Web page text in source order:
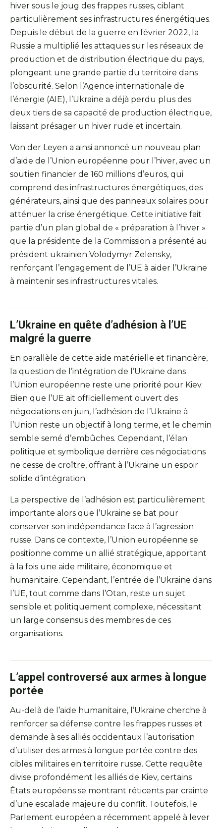
hiver sous le joug des frappes russes, ciblant
particulièrement ses infrastructures énergétiques.
Depuis le début de la guerre en février 2022, la
Russie a multiplié les attaques sur les réseaux de
production et de distribution électrique du pays,
plongeant une grande partie du territoire dans
l’obscurité. Selon l’Agence internationale de
l’énergie (AIE), l’Ukraine a déjà perdu plus des
deux tiers de sa capacité de production électrique,
laissant présager un hiver rude et incertain.
Von der Leyen a ainsi annoncé un nouveau plan
d’aide de l’Union européenne pour l’hiver, avec un
soutien financier de 160 millions d’euros, qui
comprend des infrastructures énergétiques, des
générateurs, ainsi que des panneaux solaires pour
atténuer la crise énergétique. Cette initiative fait
partie d’un plan global de « préparation à l’hiver »
que la présidente de la Commission a présenté au
président ukrainien Volodymyr Zelensky,
renforçant l’engagement de l’UE à aider l’Ukraine
à maintenir ses infrastructures vitales.
L’Ukraine en quête d’adhésion à l’UE
malgré la guerre
En parallèle de cette aide matérielle et financière,
la question de l’intégration de l’Ukraine dans
l’Union européenne reste une priorité pour Kiev.
Bien que l’UE ait officiellement ouvert des
négociations en juin, l’adhésion de l’Ukraine à
l’Union reste un objectif à long terme, et le chemin
semble semé d’embûches. Cependant, l’élan
politique et symbolique derrière ces négociations
ne cesse de croître, offrant à l’Ukraine un espoir
solide d’intégration.
La perspective de l’adhésion est particulièrement
importante alors que l’Ukraine se bat pour
conserver son indépendance face à l’agression
russe. Dans ce contexte, l’Union européenne se
positionne comme un allié stratégique, apportant
à la fois une aide militaire, économique et
humanitaire. Cependant, l’entrée de l’Ukraine dans
l’UE, tout comme dans l’Otan, reste un sujet
sensible et politiquement complexe, nécessitant
un large consensus des membres de ces
organisations.
L’appel controversé aux armes à longue
portée
Au-delà de l’aide humanitaire, l’Ukraine cherche à
renforcer sa défense contre les frappes russes et
demande à ses alliés occidentaux l’autorisation
d’utiliser des armes à longue portée contre des
cibles militaires en territoire russe. Cette requête
divise profondément les alliés de Kiev, certains
États européens se montrant réticents par crainte
d’une escalade majeure du conflit. Toutefois, le
Parlement européen a récemment appelé à lever